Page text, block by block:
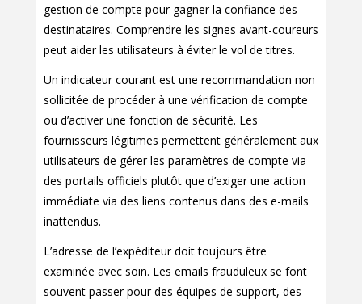
gestion de compte pour gagner la confiance des
destinataires. Comprendre les signes avant-coureurs
peut aider les utilisateurs à éviter le vol de titres.
Un indicateur courant est une recommandation non
sollicitée de procéder à une vérification de compte
ou d’activer une fonction de sécurité. Les
fournisseurs légitimes permettent généralement aux
utilisateurs de gérer les paramètres de compte via
des portails officiels plutôt que d’exiger une action
immédiate via des liens contenus dans des e-mails
inattendus.
L’adresse de l’expéditeur doit toujours être
examinée avec soin. Les emails frauduleux se font
souvent passer pour des équipes de support, des